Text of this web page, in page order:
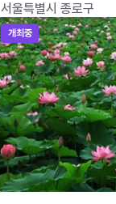
서울특별시 종로구
개최중